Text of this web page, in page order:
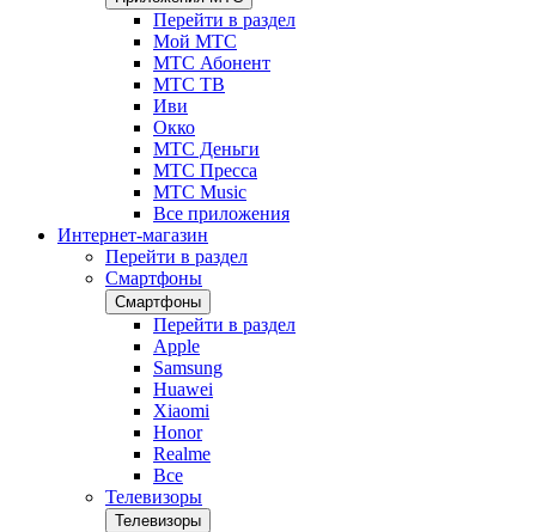
Перейти в раздел
Мой МТС
МТС Абонент
МТС ТВ
Иви
Окко
МТС Деньги
МТС Пресса
МТС Music
Все приложения
Интернет-магазин
Перейти в раздел
Смартфоны
Смартфоны
Перейти в раздел
Apple
Samsung
Huawei
Xiaomi
Honor
Realme
Все
Телевизоры
Телевизоры